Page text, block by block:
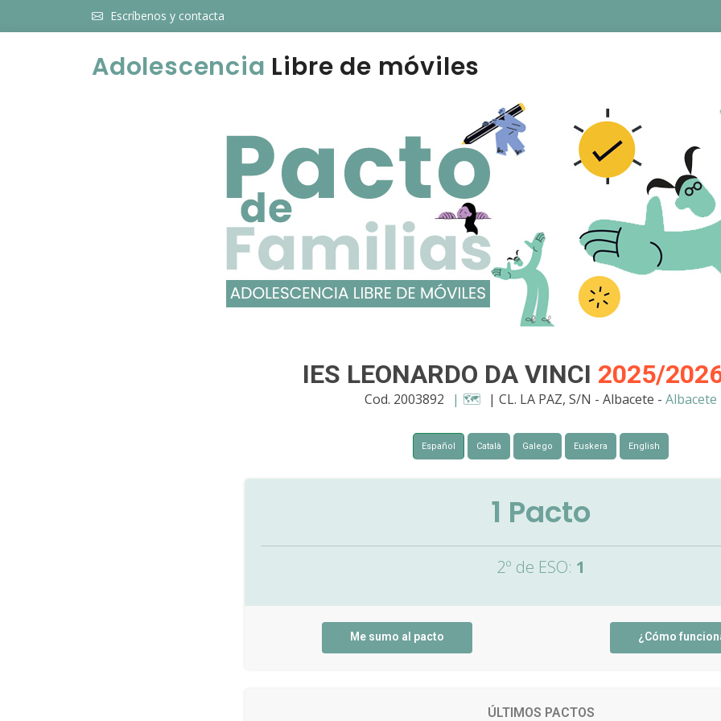
Escríbenos y contacta
Adolescencia Libre de móviles
IES LEONARDO DA VINCI 2025/
Cod. 2003892 | 🗺️ | CL. LA PAZ, S/N - Albacete - Albacete
Español Català Galego Euskera English
1 Pacto
2º de ESO: 1
Me sumo al pacto ¿Cómo
ÚLTIMOS PACTOS